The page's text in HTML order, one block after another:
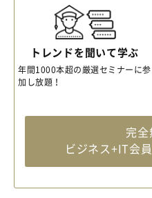
トレンドを聞いて学ぶ
年間1000本超の厳選セミナーに参
加し放題！
完
ビジネス+IT会